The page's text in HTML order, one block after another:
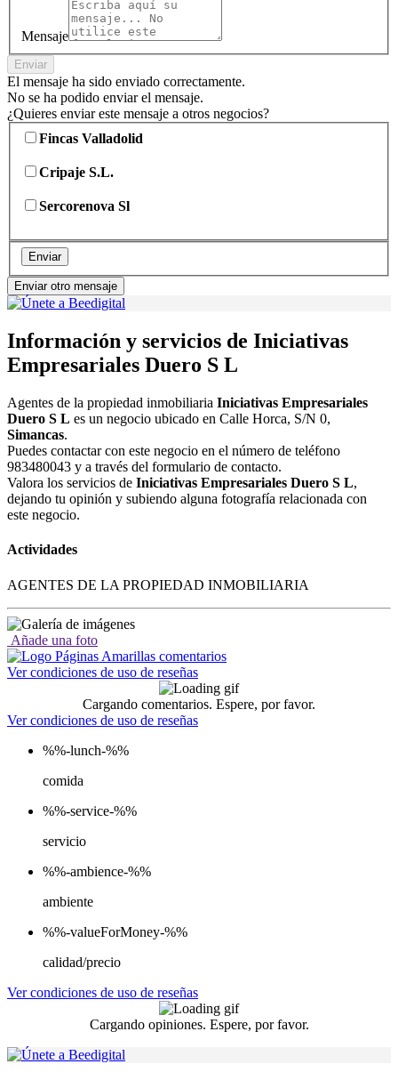
Mensaje
Enviar
El mensaje ha sido enviado correctamente.
No se ha podido enviar el mensaje.
¿Quieres enviar este mensaje a otros negocios?
Fincas Valladolid
Cripaje S.L.
Sercorenova Sl
Enviar
Enviar otro mensaje
Información y servicios de Iniciativas
Empresariales Duero S L
Agentes de la propiedad inmobiliaria Iniciativas Empresariales
Duero S L es un negocio ubicado en Calle Horca, S/N 0,
Simancas.
Puedes contactar con este negocio en el número de teléfono
983480043 y a través del formulario de contacto.
Valora los servicios de Iniciativas Empresariales Duero S L,
dejando tu opinión y subiendo alguna fotografía relacionada con
este negocio.
Actividades
AGENTES DE LA PROPIEDAD INMOBILIARIA
Añade una foto
Ver condiciones de uso de reseñas
Cargando comentarios. Espere, por favor.
Ver condiciones de uso de reseñas
%%-lunch-%%
comida
%%-service-%%
servicio
%%-ambience-%%
ambiente
%%-valueForMoney-%%
calidad/precio
Ver condiciones de uso de reseñas
Cargando opiniones. Espere, por favor.